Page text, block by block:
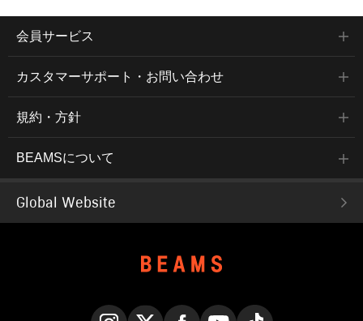
会員サービス
カスタマーサポート・お問い合わせ
規約・方針
BEAMSについて
Global Website